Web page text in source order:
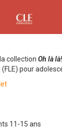
collection Oh là
pour
11-15 ans